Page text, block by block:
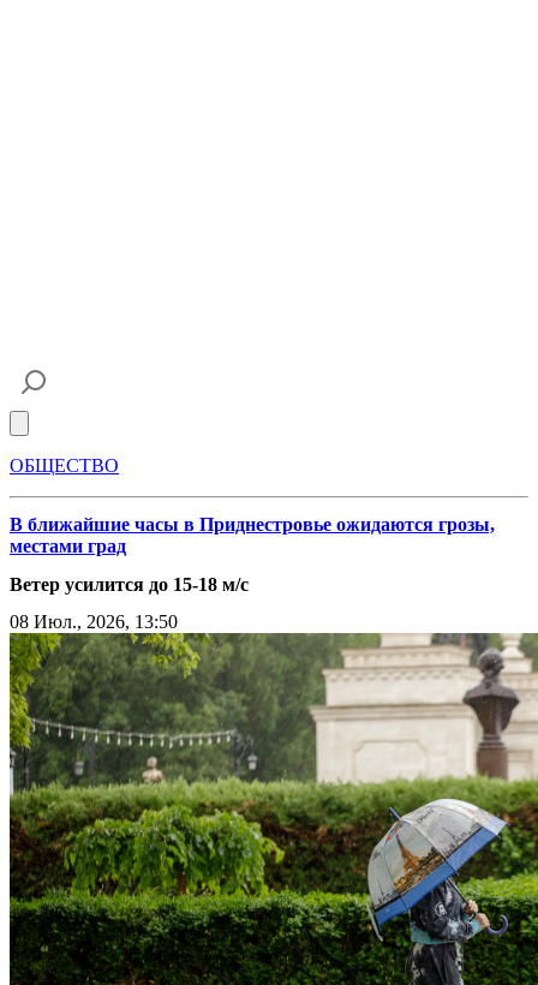
ОБЩЕСТВО
В ближайшие часы в Приднестровье ожидаются грозы,
местами град
Ветер усилится до 15-18 м/с
08 Июл., 2026, 13:50